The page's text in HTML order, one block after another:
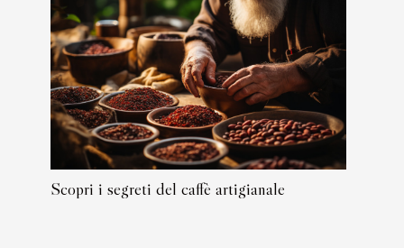
Scopri i segreti del caffè artigianale